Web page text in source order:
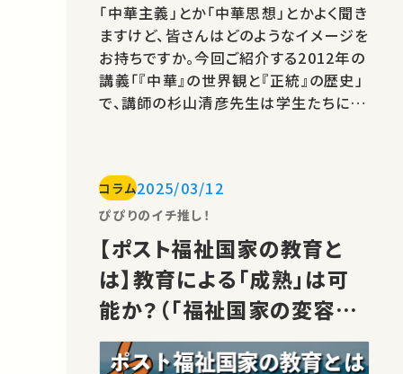
「中華主義」とか「中華思想」とかよく聞き
ますけど、皆さんはどのようなイメージを
お持ちですか。今回ご紹介する2012年の
講義「『中華』の世界観と『正統』の歴史」
で、講師の杉山清彦先生は学生たちにこ
たちが率直に返した意見は、「中国の漢
民族が世界を支配する民族だという考え
方で、他の民族は野蛮だから自分た…
コラム2025/03/12
ぴぴりのイチ推し！
【ポスト福祉国家の教育と
は】教育による「成熟」は可
能か？（「福祉国家の変容と
「成熟」：大人になることの難